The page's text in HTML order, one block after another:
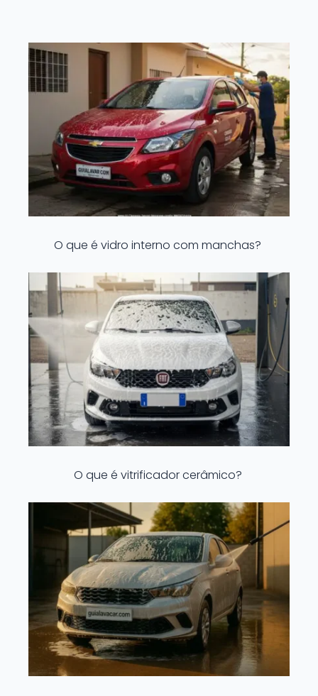
O que é vidro interno com manchas?
O que é vitrificador cerâmico?